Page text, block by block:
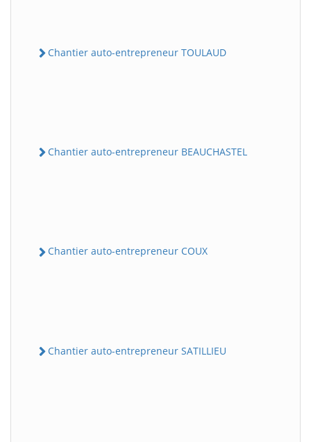
Chantier auto-entrepreneur TOULAUD
Chantier auto-entrepreneur BEAUCHASTEL
Chantier auto-entrepreneur COUX
Chantier auto-entrepreneur SATILLIEU